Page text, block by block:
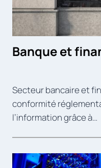
Banque et
Secteur bancaire et
conformité
l’information grâce à…